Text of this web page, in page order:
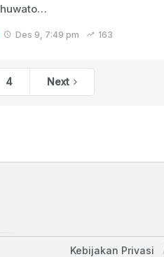
…
Des 9, 7:49 pm 163
4 Next
Kebijakan Privasi